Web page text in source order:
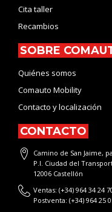
Cita taller
Recambios
SOBRE
Quiénes somos
Comauto Mobility
Contacto y localización
CONTACTO
Camino de San Jaime,
P.I. Ciudad del
12006 Castellón
Ventas: (+34) 964 34 24
Postventa: (+34) 964 25